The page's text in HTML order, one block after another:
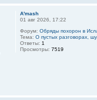
A'mash
01 авг 2026, 17:22
Форум:Обряды похорон в
Тема:О пустых разговорах,
Ответы: 1
Просмотры:7519